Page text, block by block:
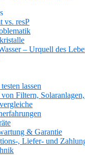
vs. resP
– Urquell des
lassen
Filtern,
& Garantie
, Liefer- und